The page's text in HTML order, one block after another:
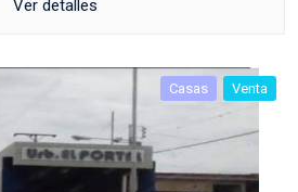
Ver detalles
Casas Venta